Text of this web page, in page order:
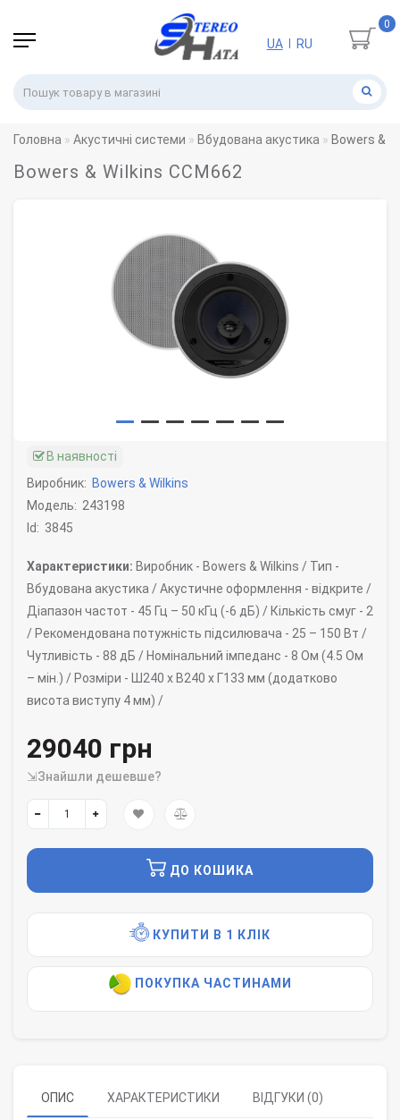
0
UA RU
Головна Акустичні системи Вбудована акустика Bowers &
Bowers & Wilkins CCM662
В наявності
Виробник: Bowers & Wilkins
Модель: 243198
Id: 3845
Характеристики: Виробник - Bowers & Wilkins / Тип -
Вбудована акустика /Акустичне оформлення - відкрите /
Діапазон частот - 45 Гц – 50 кГц (-6 дБ) / Кількість смуг - 2
/ Рекомендована потужність підсилювача - 25 – 150 Вт /
Чутливість - 88 дБ / Номінальний імпеданс - 8 Ом (4.5 Ом
– мін.) / Розміри - Ш240 x В240 х Г133 мм (додатково
висота виступу 4 мм) /
29040 грн
⇲Знайшли дешевше?
ДО КОШИКА
КУПИТИ В 1 КЛІК
ПОКУПКА ЧАСТИНАМИ
ОПИС ХАРАКТЕРИСТИКИ ВІДГУКИ (0)